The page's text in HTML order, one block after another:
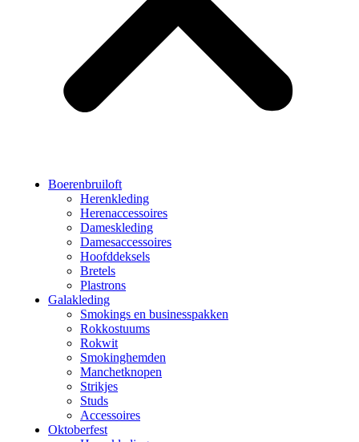
Boerenbruiloft
Herenkleding
Herenaccessoires
Dameskleding
Damesaccessoires
Hoofddeksels
Bretels
Plastrons
Galakleding
Smokings en businesspakken
Rokkostuums
Rokwit
Smokinghemden
Manchetknopen
Strikjes
Studs
Accessoires
Oktoberfest